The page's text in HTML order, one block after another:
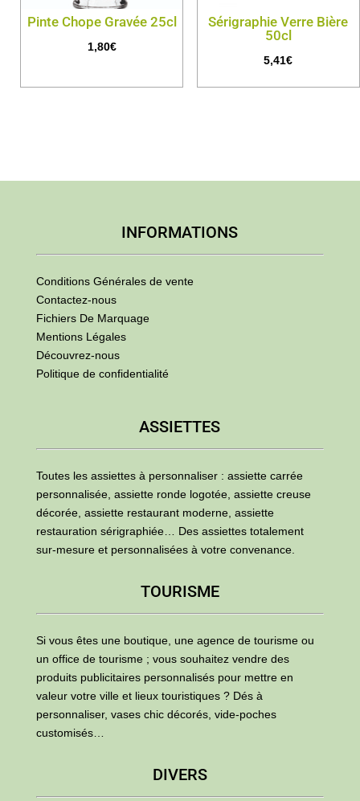
Pinte Chope Gravée 25cl
1,80€
Sérigraphie Verre Bière
50cl
5,41€
INFORMATIONS
Conditions Générales de vente
Contactez-nous
Fichiers De Marquage
Mentions Légales
Découvrez-nous
Politique de confidentialité
ASSIETTES
Toutes les assiettes à personnaliser : assiette carrée
personnalisée, assiette ronde logotée, assiette creuse
décorée, assiette restaurant moderne, assiette
restauration sérigraphiée… Des assiettes totalement
sur-mesure et personnalisées à votre convenance.
TOURISME
Si vous êtes une boutique, une agence de tourisme ou
un office de tourisme ; vous souhaitez vendre des
produits publicitaires personnalisés pour mettre en
valeur votre ville et lieux touristiques ? Dés à
personnaliser, vases chic décorés, vide-poches
customisés…
DIVERS